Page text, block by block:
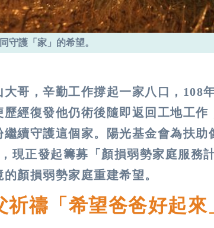
守護「家」的希望。
哥，辛勤工作撐起一家八口，108
經復發他仍術後隨即返回工地工
續守護這個家。陽光基金會為扶
現正發起籌募「顏損弱勢家庭服務
顏損弱勢家庭重建希望。
禱「希望爸爸好起來